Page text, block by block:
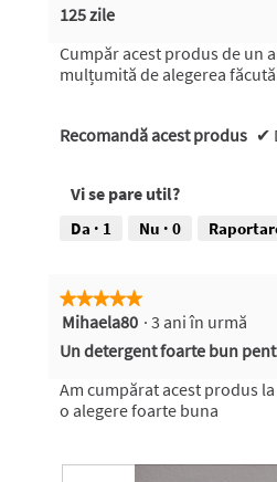
5
stele.
125 zile
Cumpăr acest produs de un
mulțumită de alegerea
Recomandă acest produs ✔
Vi se pare util?
Da · 1 Nu · 0
★★★★★
★★★★★
5
5
stele.
Mihaela80 · 3 ani în urmă
Un detergent foarte bun
Am cumpărat acest produs
o alegere foarte buna